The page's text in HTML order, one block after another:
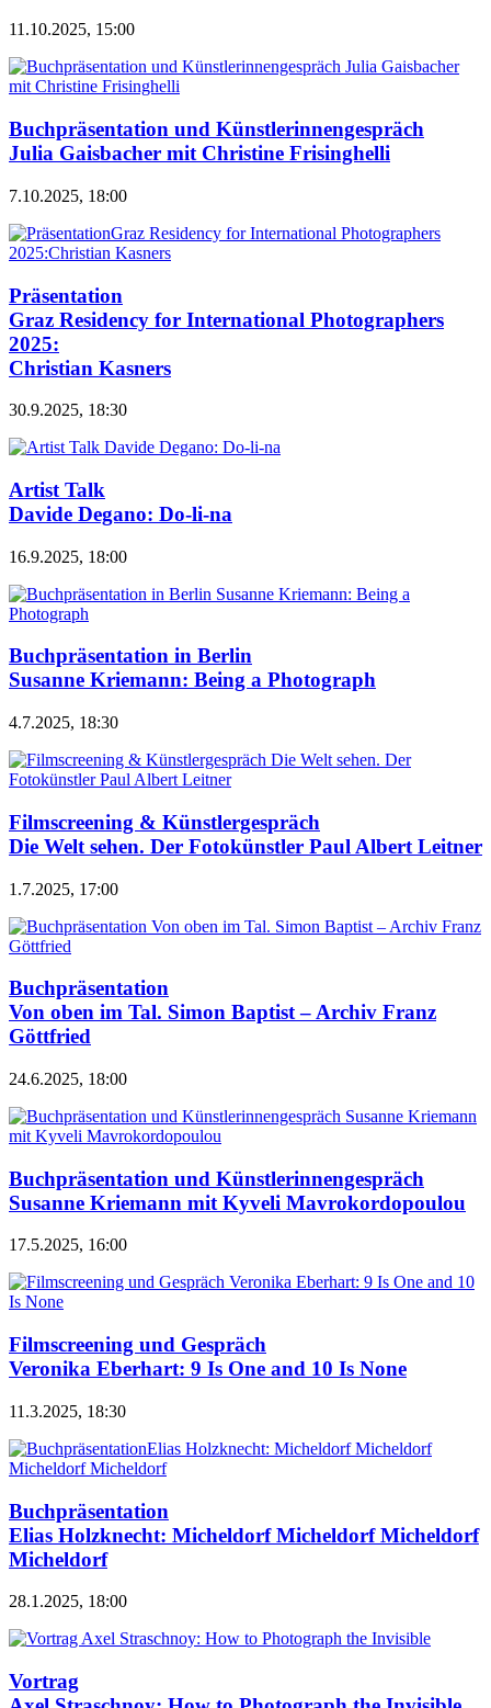
11.10.2025, 15:00
Buchpräsentation und Künstlerinnengespräch
Julia Gaisbacher mit Christine Frisinghelli
7.10.2025, 18:00
Präsentation
Graz Residency for International Photographers
2025:
Christian Kasners
30.9.2025, 18:30
Artist Talk
Davide Degano: Do-li-na
16.9.2025, 18:00
Buchpräsentation in Berlin
Susanne Kriemann: Being a Photograph
4.7.2025, 18:30
Filmscreening & Künstlergespräch
Die Welt sehen. Der Fotokünstler Paul Albert Leitner
1.7.2025, 17:00
Buchpräsentation
Von oben im Tal. Simon Baptist – Archiv Franz
Göttfried
24.6.2025, 18:00
Buchpräsentation und Künstlerinnengespräch
Susanne Kriemann mit Kyveli Mavrokordopoulou
17.5.2025, 16:00
Filmscreening und Gespräch
Veronika Eberhart: 9 Is One and 10 Is None
11.3.2025, 18:30
Buchpräsentation
Elias Holzknecht: Micheldorf Micheldorf Micheldorf
Micheldorf
28.1.2025, 18:00
Vortrag